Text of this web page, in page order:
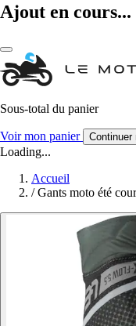
Ajout en cours...
Sous-total du panier
Voir mon panier Continuer
Loading...
Accueil
/ Gants moto été